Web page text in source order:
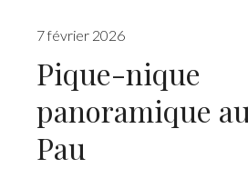
7 février 2026
Pique-nique
panoramique
Pau